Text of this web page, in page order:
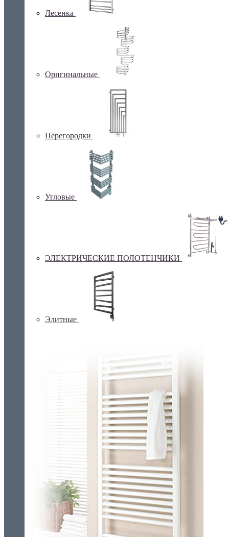
Лесенка
Оригинальные
Перегородки
Угловые
ЭЛЕКТРИЧЕСКИЕ ПОЛОТЕНЧИКИ
Элитные